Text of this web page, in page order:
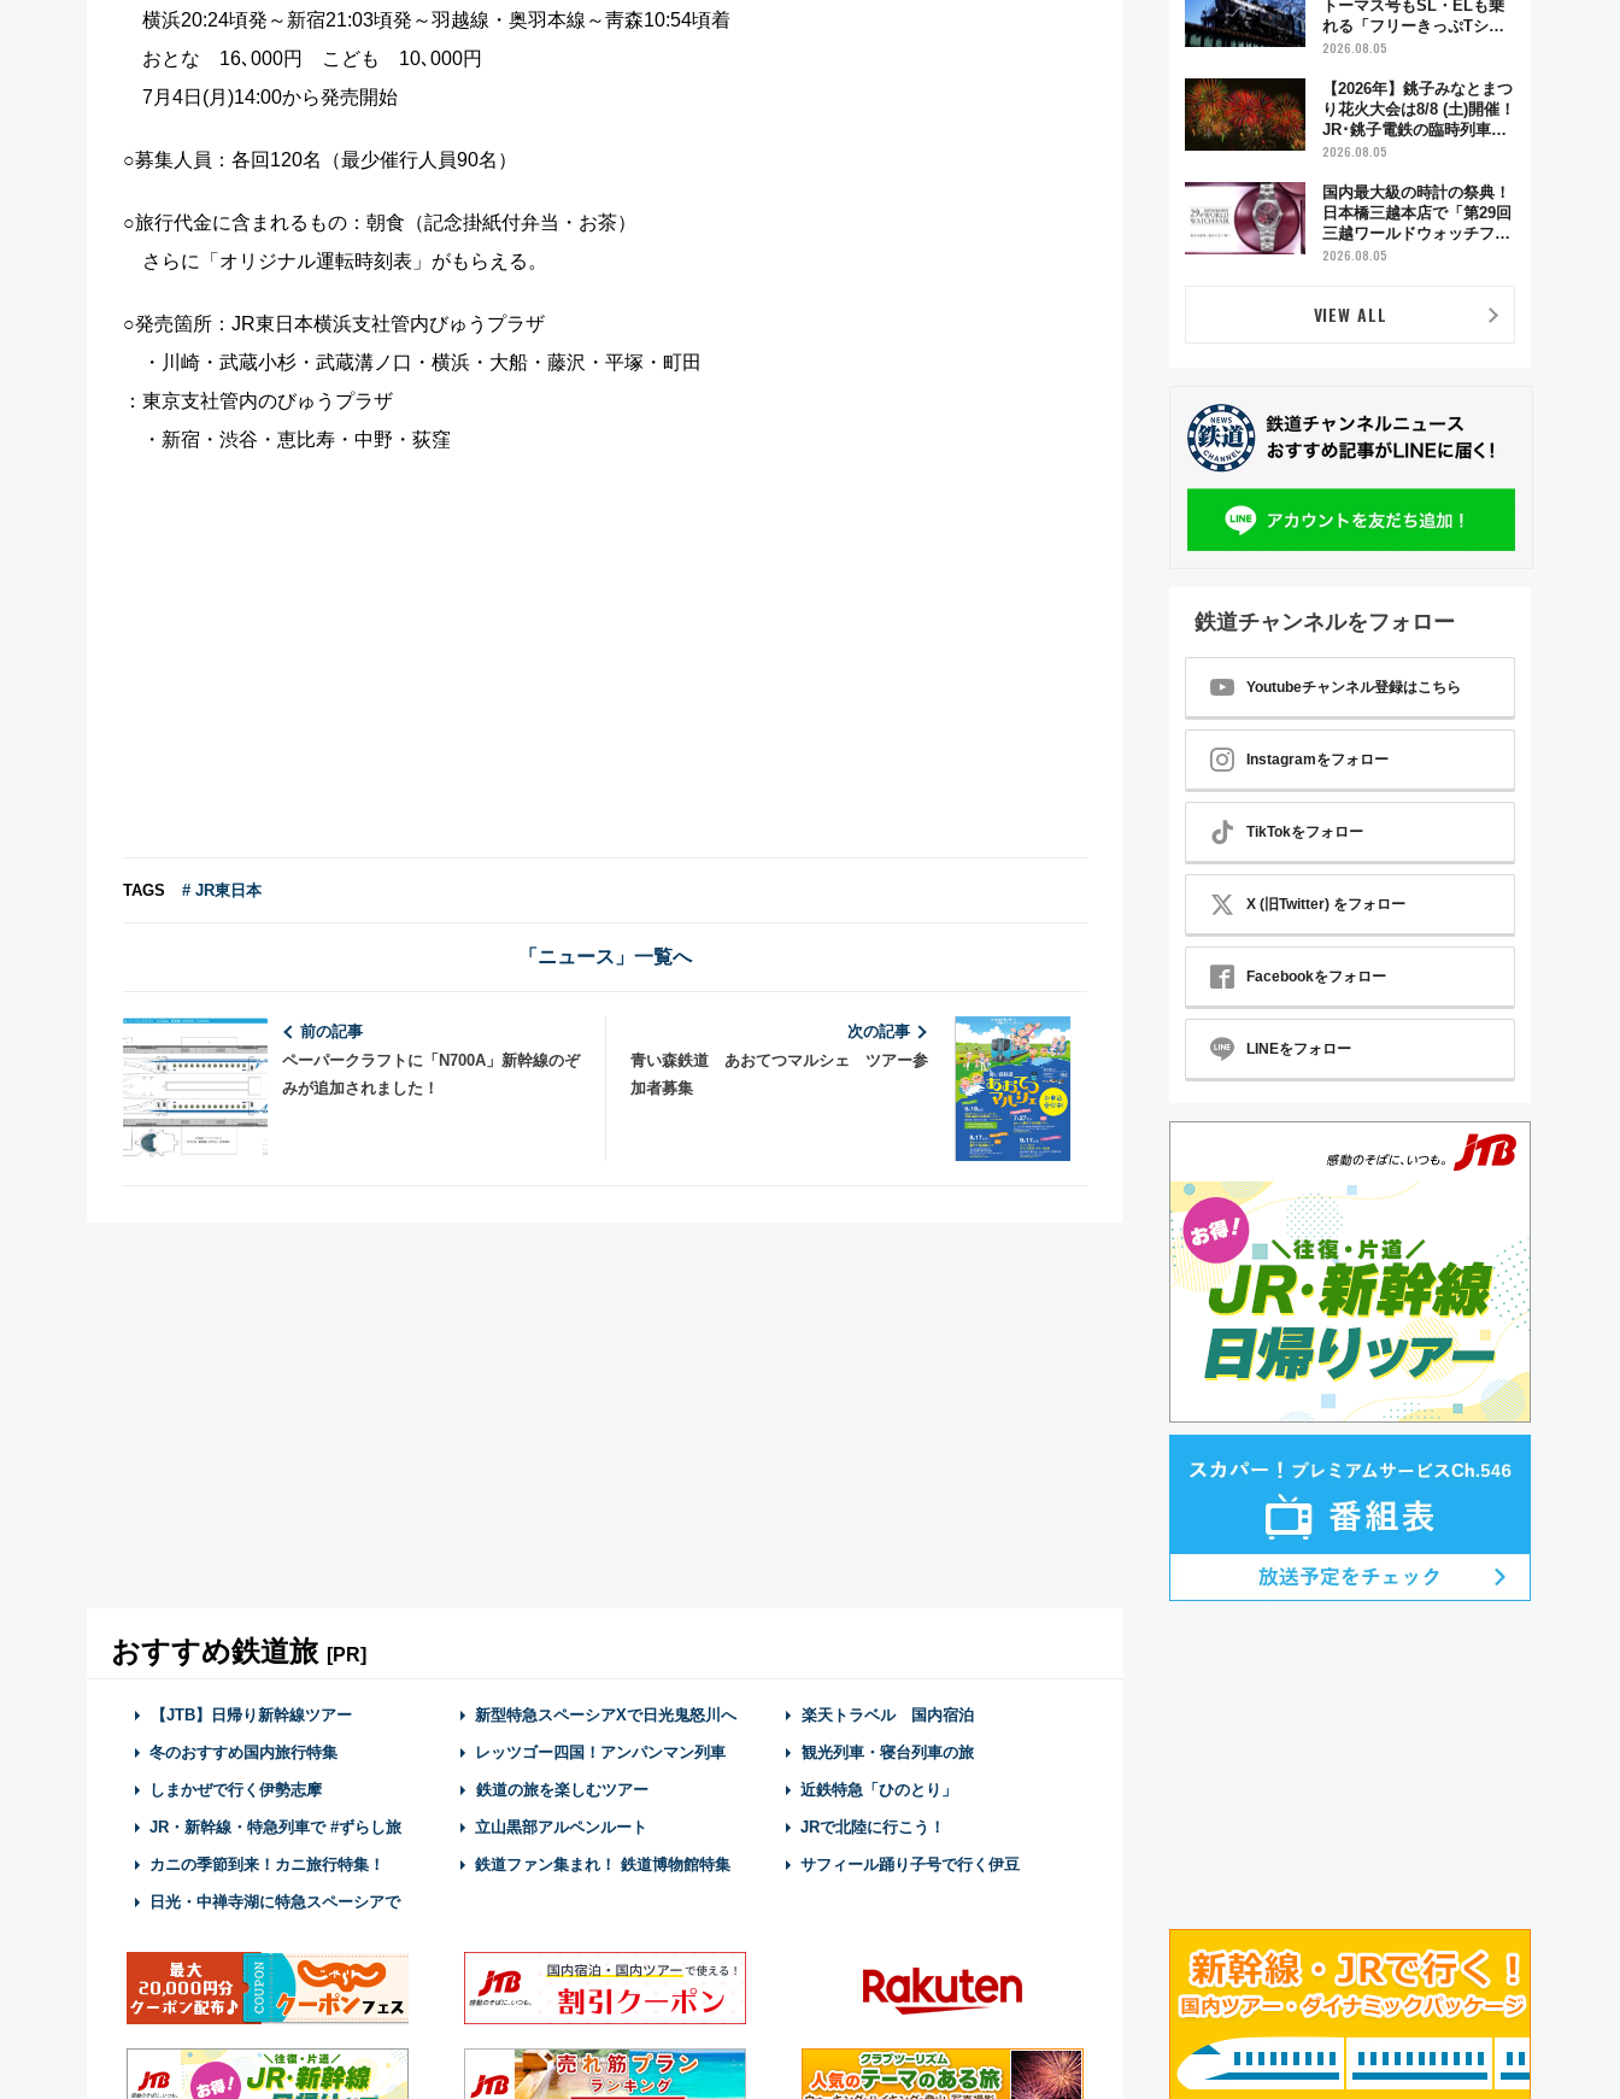
横浜20:24頃発～新宿21:03頃発～羽越線・奥羽本線～靑森10:54頃着
おとな 16､000円 こども 10､000円
7月4日(月)14:00から発売開始
○募集人員：各回120名（最少催行人員90名）
○旅行代金に含まれるもの：朝食（記念掛紙付弁当・お茶）
さらに「オリジナル運転時刻表」がもらえる。
○発売箇所：JR東日本横浜支社管内びゅうプラザ
・川崎・武蔵小杉・武蔵溝ノ口・横浜・大船・藤沢・平塚・町田
：東京支社管内のびゅうプラザ
・新宿・渋谷・恵比寿・中野・荻窪
TAGS # JR東日本
「ニュース」一覧へ
前の記事
ペーパークラフトに「N700A」新幹線のぞ
みが追加されました！
次の記事
青い森鉄道 あおてつマルシェ ツアー参
加者募集
おすすめ鉄道旅 [PR]
【JTB】日帰り新幹線ツアー 新型特急スペーシアXで日光鬼怒川へ 楽天トラベル 国内宿泊
冬のおすすめ国内旅行特集 レッツゴー四国！アンパンマン列車 観光列車・寝台列車の旅
しまかぜで行く伊勢志摩 鉄道の旅を楽しむツアー 近鉄特急「ひのとり」
JR・新幹線・特急列車で #ずらし旅 立山黒部アルペンルート JRで北陸に行こう！
カニの季節到来！カニ旅行特集！ 鉄道ファン集まれ！ 鉄道博物館特集 サフィール踊り子号で行く伊豆
日光・中禅寺湖に特急スペーシアで
トーマス号もSL・ELも乗
れる「フリーきっぷTシャ
ツ」8月6日より受注販売
2026.08.05
【2026年】銚子みなとまつ
り花火大会は8/8 (土)開催！
JR･銚子電鉄の臨時列車や
アクセス情報、利根川に咲
を満喫
2026.08.05
国内最大級の時計の祭典！
日本橋三越本店で「第29回
三越ワールドウォッチフェ
ア」開幕【2026年8月5日～
2026.08.05
VIEW ALL
鉄道チャンネルをフォロー
Youtubeチャンネル登録はこちら
Instagramをフォロー
TikTokをフォロー
X (旧Twitter) をフォロー
Facebookをフォロー
LINEをフォロー